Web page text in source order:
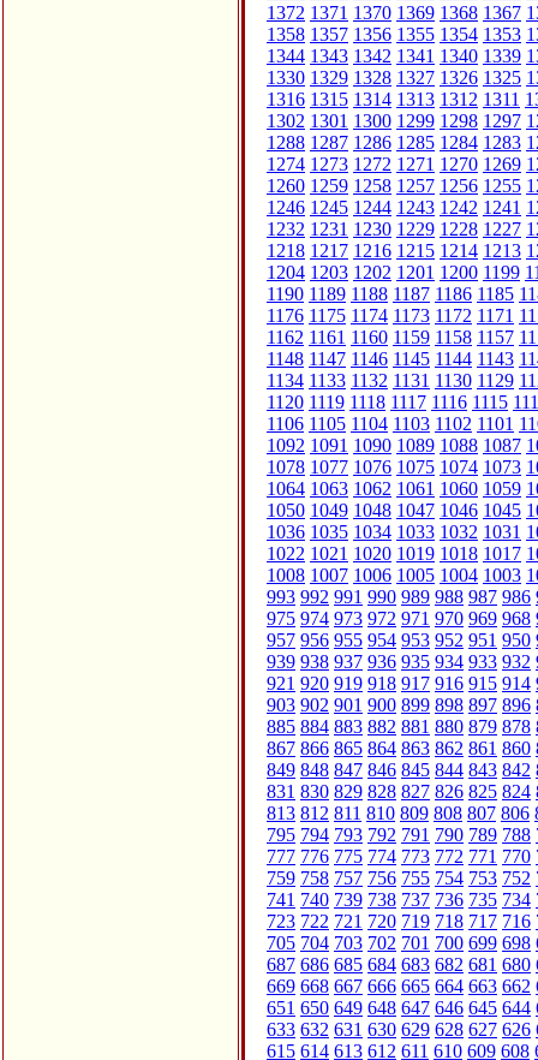
1372 1371 1370 1369 1368 1367
1358 1357 1356 1355 1354 1353
1344 1343 1342 1341 1340 1339
1330 1329 1328 1327 1326 1325
1316 1315 1314 1313 1312 1311
1302 1301 1300 1299 1298 1297
1288 1287 1286 1285 1284 1283
1274 1273 1272 1271 1270 1269
1260 1259 1258 1257 1256 1255
1246 1245 1244 1243 1242 1241
1232 1231 1230 1229 1228 1227
1218 1217 1216 1215 1214 1213
1204 1203 1202 1201 1200 1199
1190 1189 1188 1187 1186 1185
1176 1175 1174 1173 1172 1171
1162 1161 1160 1159 1158 1157
1148 1147 1146 1145 1144 1143
1134 1133 1132 1131 1130 1129
1120 1119 1118 1117 1116 1115
1106 1105 1104 1103 1102 1101
1092 1091 1090 1089 1088 1087
1078 1077 1076 1075 1074 1073
1064 1063 1062 1061 1060 1059
1050 1049 1048 1047 1046 1045
1036 1035 1034 1033 1032 1031
1022 1021 1020 1019 1018 1017
1008 1007 1006 1005 1004 1003
993 992 991 990 989 988 987 986
975 974 973 972 971 970 969 968
957 956 955 954 953 952 951 950
939 938 937 936 935 934 933 932
921 920 919 918 917 916 915 914
903 902 901 900 899 898 897 896
885 884 883 882 881 880 879 878
867 866 865 864 863 862 861 860
849 848 847 846 845 844 843 842
831 830 829 828 827 826 825 824
813 812 811 810 809 808 807 806
795 794 793 792 791 790 789 788
777 776 775 774 773 772 771 770
759 758 757 756 755 754 753 752
741 740 739 738 737 736 735 734
723 722 721 720 719 718 717 716
705 704 703 702 701 700 699 698
687 686 685 684 683 682 681 680
669 668 667 666 665 664 663 662
651 650 649 648 647 646 645 644
633 632 631 630 629 628 627 626
615 614 613 612 611 610 609 608